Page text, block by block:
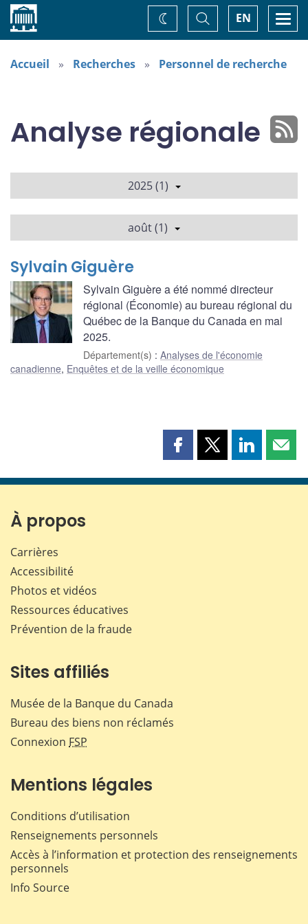
Accueil EN
Basculer
la
recherche
Changez
de
thème
Accueil Recherches Personnel de recherche
Analyse régionale
2025 (1)
août (1)
Sylvain Giguère
Sylvain Giguère a été nommé directeur
régional (Économie) au bureau régional du
Québec de la Banque du Canada en mai
2025.
Département(s) : Analyses de l'économie
canadienne, Enquêtes et de la veille économique
Partager
page
Partager
page
Partager
page page
À propos
Carrières
Accessibilité
Photos et vidéos
Ressources éducatives
Prévention de la fraude
Sites affiliés
Musée de la Banque du Canada
Bureau des biens non réclamés
Connexion FSP
Mentions légales
Conditions d’utilisation
Renseignements personnels
Accès à l’information et protection des renseignements
personnels
Info Source